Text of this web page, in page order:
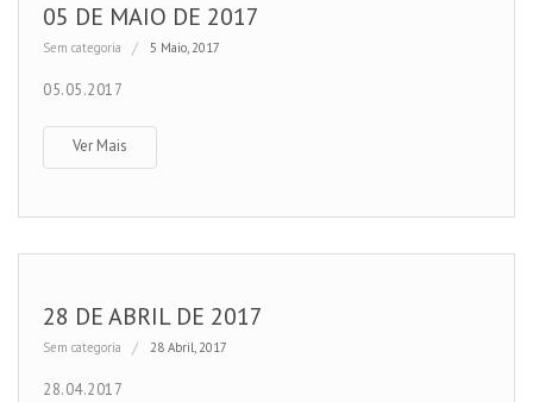
05 DE MAIO DE 2017
Sem categoria 5 Maio, 2017
05.05.2017
Ver Mais
28 DE ABRIL DE 2017
Sem categoria 28 Abril, 2017
28.04.2017